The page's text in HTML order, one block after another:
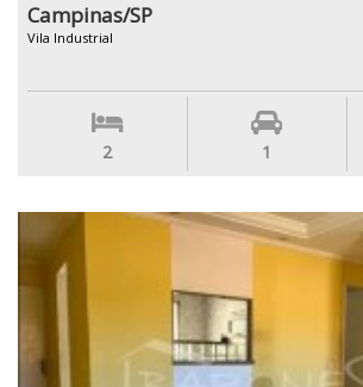
Campinas/SP
Vila Industrial
2 1